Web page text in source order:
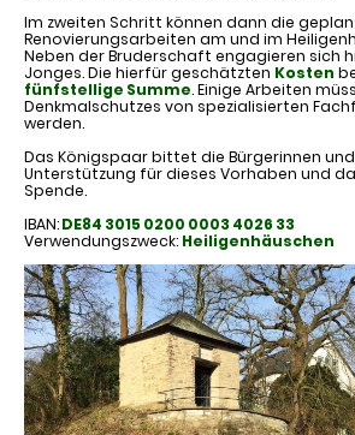
Im zweiten Schritt können dann die
Renovierungsarbeiten am und im
Neben der Bruderschaft engagieren sich
Jonges. Die hierfür geschätzten Kosten
fünfstellige Summe. Einige Arbeiten
Denkmalschutzes von spezialisierten
werden.
Das Königspaar bittet die Bürgerinnen
Unterstützung für dieses Vorhaben und
Spende.
IBAN:DE84 3015 0200 0003 4026 33
Verwendungszweck: Heiligenhäuschen